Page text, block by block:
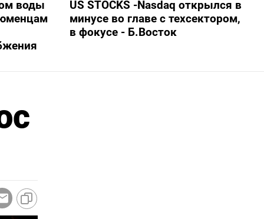
воды
US STOCKS -Nasdaq открылся в
минусе во главе с техсектором,
в фокусе - Б.Восток